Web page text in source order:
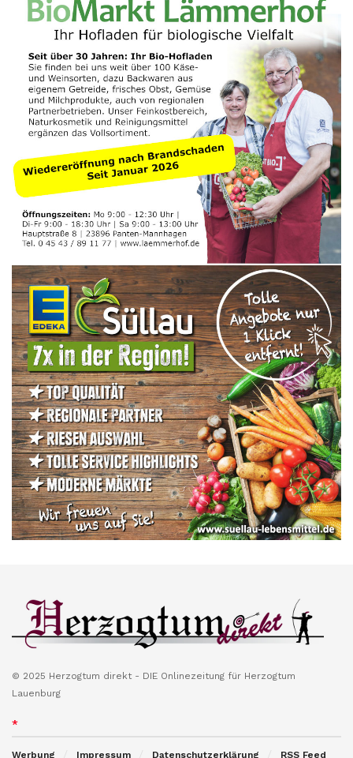
© 2025 Herzogtum direkt - DIE Onlinezeitung für Herzogtum
Lauenburg
*
Werbung Impressum Datenschutzerklärung RSS Feed